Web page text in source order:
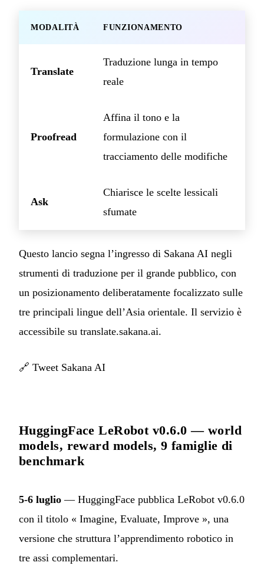
MODALITÀ FUNZIONAMENTO
Translate
Traduzione lunga in tempo
reale
Proofread
Affina il tono e la
formulazione con il
tracciamento delle modifiche
Ask
Chiarisce le scelte lessicali
sfumate
Questo lancio segna l’ingresso di Sakana AI negli
strumenti di traduzione per il grande pubblico, con
un posizionamento deliberatamente focalizzato sulle
tre principali lingue dell’Asia orientale. Il servizio è
accessibile su translate.sakana.ai.
🔗 Tweet Sakana AI
HuggingFace LeRobot v0.6.0 — world
models, reward models, 9 famiglie di
benchmark
5-6 luglio — HuggingFace pubblica LeRobot v0.6.0
con il titolo « Imagine, Evaluate, Improve », una
versione che struttura l’apprendimento robotico in
tre assi complementari.